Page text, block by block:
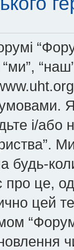
і/або
будь-
про це,
цей